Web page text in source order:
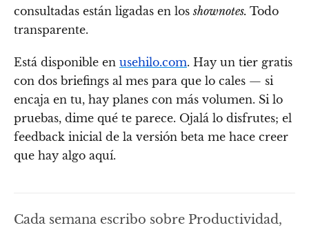
consultadas están ligadas en losshownotes. Todo
transparente.
Está disponible en usehilo.com. Hay un tier gratis
con dos briefings al mes para que lo cales — si
encaja en tu, hay planes con más volumen. Si lo
pruebas, dime qué te parece. Ojalá lo disfrutes; el
feedback inicial de la versión beta me hace creer
que hay algo aquí.
Cada semana escribo sobre Productividad,